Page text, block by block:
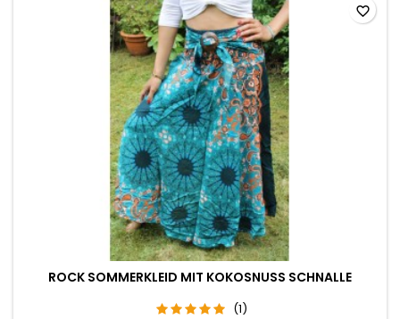
ROCK SOMMERKLEID MIT KOKOSNUSS SCHNALLE
(1)
favorite_border